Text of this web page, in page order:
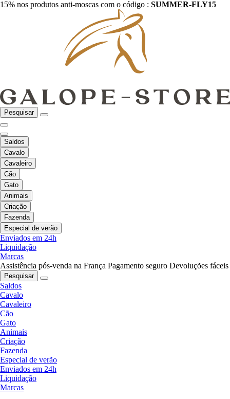
15% nos produtos anti-moscas com o código : SUMMER-FLY15
Pesquisar
Saldos
Cavalo
Cavaleiro
Cão
Gato
Animais
Criação
Fazenda
Especial de verão
Enviados em 24h
Liquidação
Marcas
Assistência pós-venda na França Pagamento seguro Devoluções fáceis
Pesquisar
Saldos
Cavalo
Cavaleiro
Cão
Gato
Animais
Criação
Fazenda
Especial de verão
Enviados em 24h
Liquidação
Marcas